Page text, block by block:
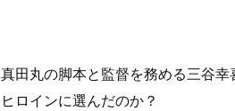
真田丸の脚本と監督を務める三谷
ヒロインに選んだのか？